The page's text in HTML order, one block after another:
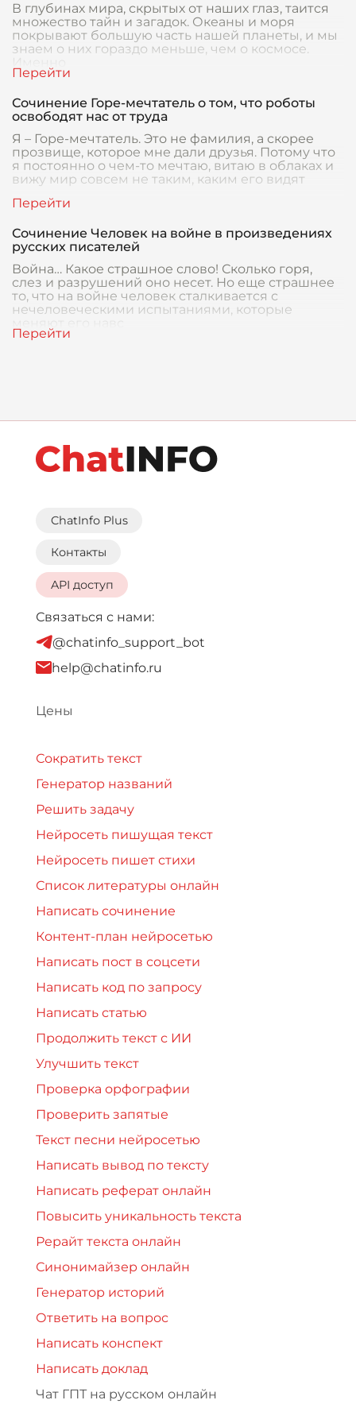
В глубинах мира, скрытых от наших глаз, таится
множество тайн и загадок. Океаны и моря
покрывают большую часть нашей планеты, и мы
знаем о них гораздо меньше, чем о космосе.
Именно
Сочинение Горе-мечтатель о том, что роботы
освободят нас от труда
Я – Горе-мечтатель. Это не фамилия, а скорее
прозвище, которое мне дали друзья. Потому что
я постоянно о чем-то мечтаю, витаю в облаках и
вижу мир совсем не таким, каким его видят
Сочинение Человек на войне в произведениях
русских писателей
Война… Какое страшное слово! Сколько горя,
слез и разрушений оно несет. Но еще страшнее
то, что на войне человек сталкивается с
нечеловеческими испытаниями, которые
ChatInfo Plus
Контакты
API доступ
Связаться с нами:
@chatinfo_support_bot
help@chatinfo.ru
Цены
Сократить текст
Генератор названий
Решить задачу
Нейросеть пишущая текст
Нейросеть пишет стихи
Список литературы онлайн
Написать сочинение
Контент-план нейросетью
Написать пост в соцсети
Написать код по запросу
Написать статью
Продолжить текст с ИИ
Улучшить текст
Проверка орфографии
Проверить запятые
Текст песни нейросетью
Написать вывод по тексту
Написать реферат онлайн
Повысить уникальность текста
Рерайт текста онлайн
Синонимайзер онлайн
Генератор историй
Ответить на вопрос
Написать конспект
Написать доклад
Чат ГПТ на русском онлайн